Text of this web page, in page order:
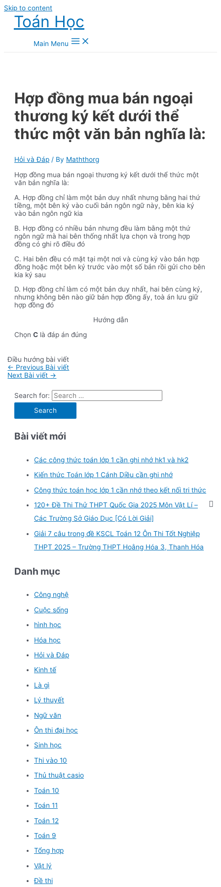
Skip to content
Toán Học
Main Menu
Hợp đồng mua bán ngoại
thương ký kết dưới thể
thức một văn bản nghĩa là:
Hỏi và Đáp / By Maththorg
Hợp đồng mua bán ngoại thương ký kết dưới thể thức một
văn bản nghĩa là:
A. Hợp đồng chỉ làm một bản duy nhất nhưng bằng hai thứ
tiềng, một bên ký vào cuối bản ngôn ngữ này, bên kia ký
vào bản ngôn ngữ kia
B. Hợp đồng có nhiều bản nhưng đều làm bằng một thứ
ngôn ngữ mà hai bên thống nhất lựa chọn và trong hợp
đồng có ghi rõ điều đó
C. Hai bên đều có mặt tại một nơi và cùng ký vào bản hợp
đồng hoặc một bên ký trước vào một số bản rồi gửi cho bên
kia ký sau
D. Hợp đồng chỉ làm có một bản duy nhất, hai bên cùng ký,
nhưng không bên nào giữ bản hợp đồng ấy, toà án lưu giữ
hợp đồng đó
Hướng dẫn
ChọnC là đáp án đúng
Điều hướng bài viết
← Previous Bài viết
Next Bài viết →
Search for:
Bài viết mới
Các công thức toán lớp 1 cần ghi nhớ hk1 và hk2
Kiến thức Toán lớp 1 Cánh Diều cần ghi nhớ
Công thức toán học lớp 1 cần nhớ theo kết nối tri thức
120+ Đề Thi Thử THPT Quốc Gia 2025 Môn Vật Lí –
Các Trường Sở Giáo Dục [Có Lời Giải]
Giải 7 câu trong đề KSCL Toán 12 Ôn Thi Tốt Nghiệp
THPT 2025 – Trường THPT Hoằng Hóa 3, Thanh Hóa
Danh mục
Công nghệ
Cuộc sống
hình học
Hóa học
Hỏi và Đáp
Kinh tế
Là gì
Lý thuyết
Ngữ văn
Ôn thi đại học
Sinh học
Thi vào 10
Thủ thuật casio
Toán 10
Toán 11
Toán 12
Toán 9
Tổng hợp
Vật lý
Đề thi